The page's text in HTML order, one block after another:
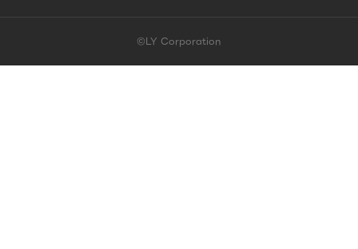
©LY Corporation
このコンテンツは掲載が終了しました | LINE占い